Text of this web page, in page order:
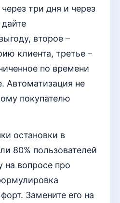
три дня и через
второе –
клиента, третье –
по времени
Автоматизация не
покупателю
остановки в
80% пользователей
на вопросе про
Замените его на